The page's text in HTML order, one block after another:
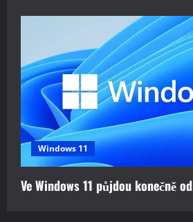
Windows 11
Ve Windows 11 půjdou konečně